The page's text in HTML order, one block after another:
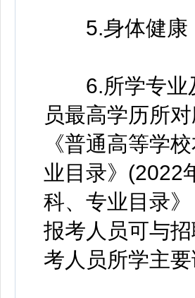
5.身体健康，
6.所学专业及
员最高学历所
《普通高等学
业目录》(2022
科、专业目录
报考人员可与
考人员所学主